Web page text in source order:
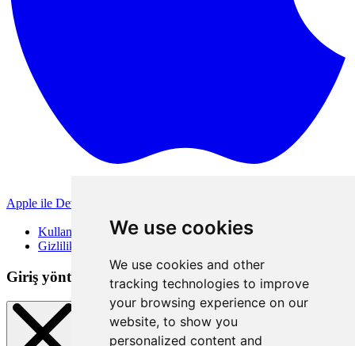
We use cookies
We use cookies and other
tracking technologies to improve
your browsing experience on our
website, to show you
personalized content and
Apple ile Devam Et
Kullanım Koşulları
Gizlilik Politikası
Giriş yöntemleri